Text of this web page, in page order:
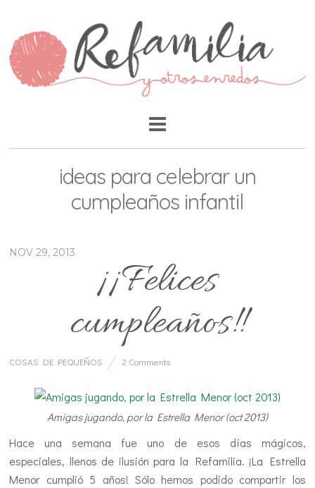
ideas para celebrar un
cumpleaños infantil
NOV 29, 2013
¡¡Felices
cumpleaños!!
COSAS DE PEQUEÑOS 2 Comments
Amigas jugando, por la Estrella Menor (oct 2013)
Hace una semana fue uno de esos días mágicos,
especiales, llenos de ilusión para la Refamilia. ¡La Estrella
Menor cumplió 5 años! Sólo hemos podido compartir los